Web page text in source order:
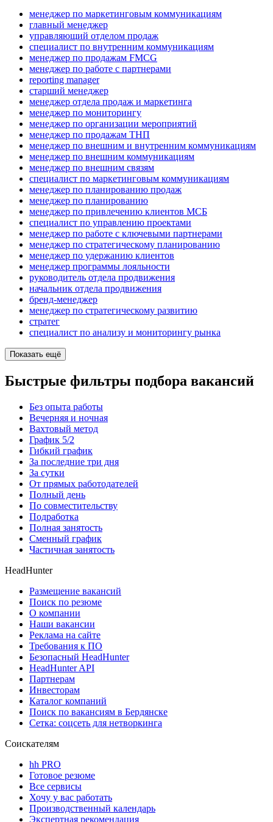
менеджер по маркетинговым коммуникациям
главный менеджер
управляющий отделом продаж
специалист по внутренним коммуникациям
менеджер по продажам FMCG
менеджер по работе с партнерами
reporting manager
старший менеджер
менеджер отдела продаж и маркетинга
менеджер по мониторингу
менеджер по организации мероприятий
менеджер по продажам ТНП
менеджер по внешним и внутренним коммуникациям
менеджер по внешним коммуникациям
менеджер по внешним связям
специалист по маркетинговым коммуникациям
менеджер по планированию продаж
менеджер по планированию
менеджер по привлечению клиентов МСБ
специалист по управлению проектами
менеджер по работе с ключевыми партнерами
менеджер по стратегическому планированию
менеджер по удержанию клиентов
менеджер программы лояльности
руководитель отдела продвижения
начальник отдела продвижения
бренд-менеджер
менеджер по стратегическому развитию
стратег
специалист по анализу и мониторингу рынка
Показать ещё
Быстрые фильтры подбора вакансий
Без опыта работы
Вечерняя и ночная
Вахтовый метод
График 5/2
Гибкий график
За последние три дня
За сутки
От прямых работодателей
Полный день
По совместительству
Подработка
Полная занятость
Сменный график
Частичная занятость
HeadHunter
Размещение вакансий
Поиск по резюме
О компании
Наши вакансии
Реклама на сайте
Требования к ПО
Безопасный HeadHunter
HeadHunter API
Партнерам
Инвесторам
Каталог компаний
Поиск по вакансиям в Бердянске
Сетка: соцсеть для нетворкинга
Соискателям
hh PRO
Готовое резюме
Все сервисы
Хочу у вас работать
Производственный календарь
Экспертная рекомендация